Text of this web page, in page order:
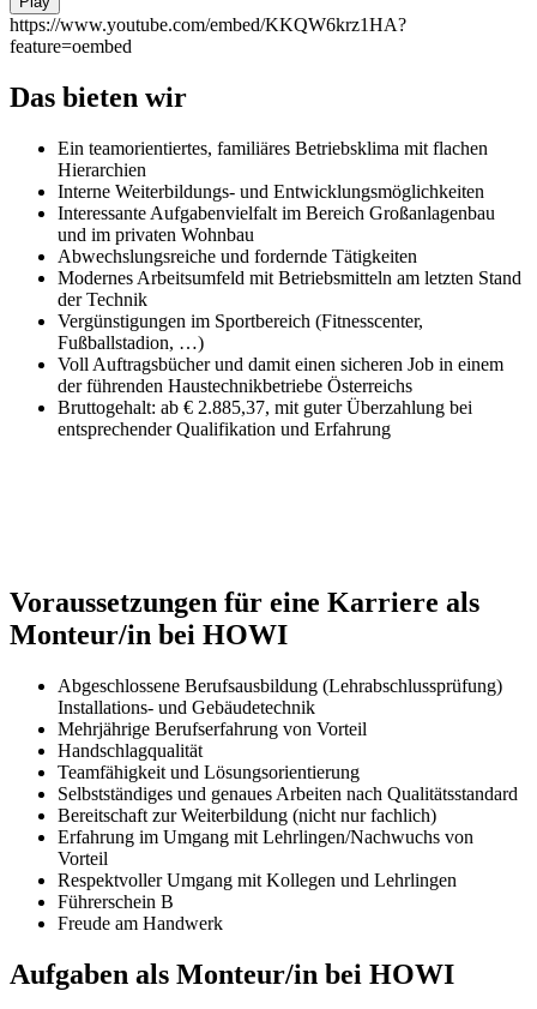
https://www.youtube.com/embed/KKQW6krz1HA?
feature=oembed
Das bieten wir
Ein teamorientiertes, familiäres Betriebsklima mit flachen
Hierarchien
Interne Weiterbildungs- und Entwicklungsmöglichkeiten
Interessante Aufgabenvielfalt im Bereich Großanlagenbau
und im privaten Wohnbau
Abwechslungsreiche und fordernde Tätigkeiten
Modernes Arbeitsumfeld mit Betriebsmitteln am letzten Stand
der Technik
Vergünstigungen im Sportbereich (Fitnesscenter,
Fußballstadion, …)
Voll Auftragsbücher und damit einen sicheren Job in einem
der führenden Haustechnikbetriebe Österreichs
Bruttogehalt: ab € 2.885,37, mit guter Überzahlung bei
entsprechender Qualifikation und Erfahrung
Voraussetzungen für eine Karriere als
Monteur/in bei HOWI
Abgeschlossene Berufsausbildung (Lehrabschlussprüfung)
Installations- und Gebäudetechnik
Mehrjährige Berufserfahrung von Vorteil
Handschlagqualität
Teamfähigkeit und Lösungsorientierung
Selbstständiges und genaues Arbeiten nach Qualitätsstandard
Bereitschaft zur Weiterbildung (nicht nur fachlich)
Erfahrung im Umgang mit Lehrlingen/Nachwuchs von
Vorteil
Respektvoller Umgang mit Kollegen und Lehrlingen
Führerschein B
Freude am Handwerk
Aufgaben als Monteur/in bei HOWI